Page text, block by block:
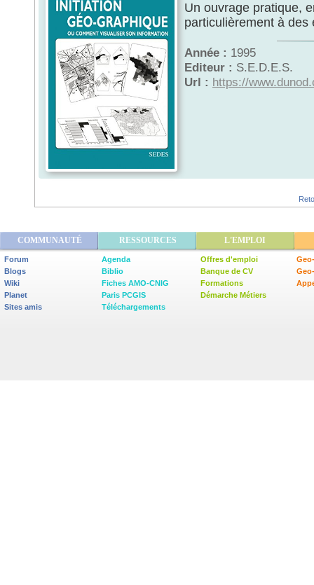
Un ouvrage pratique,
particulièrement à
Année : 1995
Editeur : S.E.D.E.S.
Url : https://
COMMUNAUTÉ RESSOURCES L'EMPLOI
Forum
Blogs
Wiki
Planet
Sites amis
Agenda
Biblio
Fiches AMO-CNIG
Paris PCGIS
Téléchargements
Offres d'emploi
Banque de CV
Formations
Démarche Métiers